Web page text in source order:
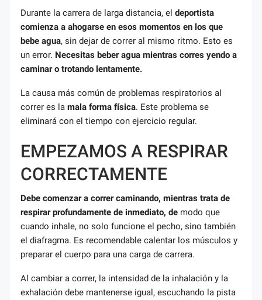
Durante la carrera de larga distancia, el deportista
comienza a ahogarse en esos momentos en los que
bebe agua, sin dejar de correr al mismo ritmo. Esto es
un error. Necesitas beber agua mientras corres yendo a
caminar o trotando lentamente.
La causa más común de problemas respiratorios al
correr es la mala forma física. Este problema se
eliminará con el tiempo con ejercicio regular.
EMPEZAMOS A RESPIRAR
CORRECTAMENTE
Debe comenzar a correr caminando, mientras trata de
respirar profundamente de inmediato, de modo que
cuando inhale, no solo funcione el pecho, sino también
el diafragma. Es recomendable calentar los músculos y
preparar el cuerpo para una carga de carrera.
Al cambiar a correr, la intensidad de la inhalación y la
exhalación debe mantenerse igual, escuchando la pista